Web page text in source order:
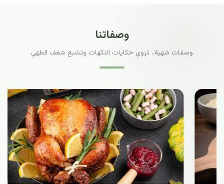
وصفاتنا
وصفات شهية.. تروي حكايات النكهات وتشبع شغف الطهي